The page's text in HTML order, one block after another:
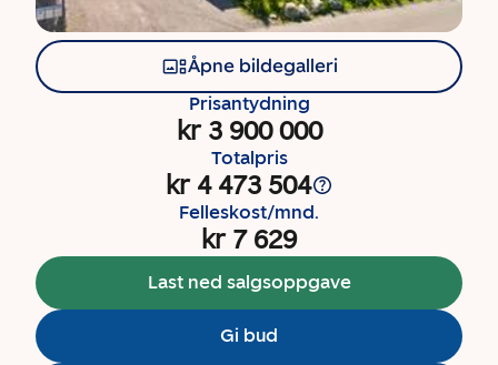
Åpne bildegalleri
Prisantydning
kr 3 900 000
Totalpris
kr 4 473 504
Felleskost/mnd.
kr 7 629
Last ned salgsoppgave
Gi bud